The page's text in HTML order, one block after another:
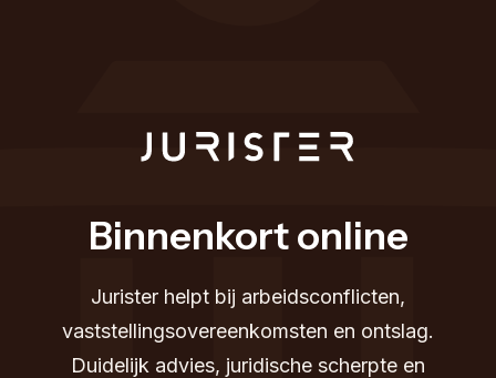
Binnenkort online
Jurister helpt bij arbeidsconflicten,
vaststellingsovereenkomsten en ontslag.
Duidelijk advies, juridische scherpte en